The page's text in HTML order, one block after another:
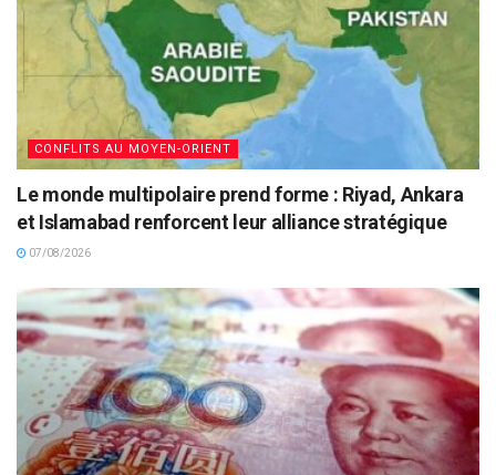
CONFLITS AU MOYEN-ORIENT
Le monde multipolaire prend forme : Riyad, Ankara
et Islamabad renforcent leur alliance stratégique
07/08/2026